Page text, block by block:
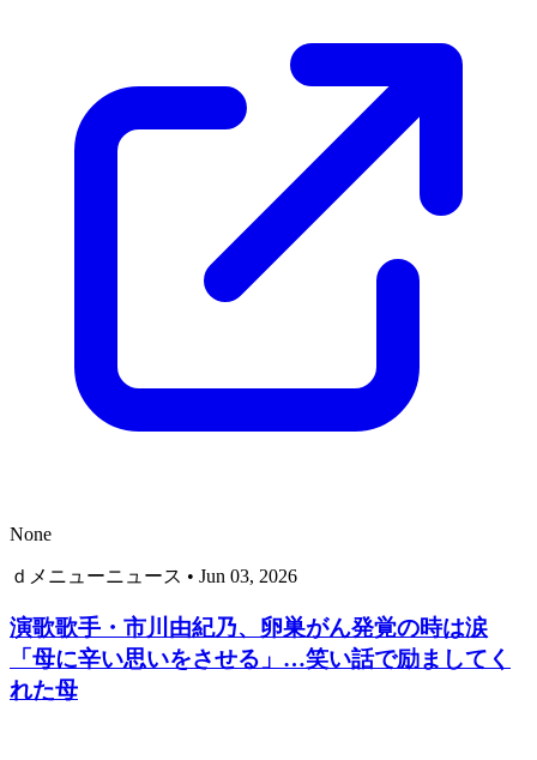
None
ｄメニューニュース • Jun 03, 2026
演歌歌手・市川由紀乃、卵巣がん発覚の時は涙
「母に辛い思いをさせる」…笑い話で励ましてく
れた母